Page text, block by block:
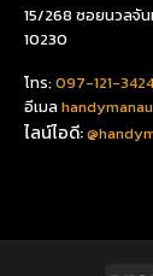
15/268 ซอยนวลจัน
10230
โทร:097-121-3424
อีเมล
ไลน์ไอดี: